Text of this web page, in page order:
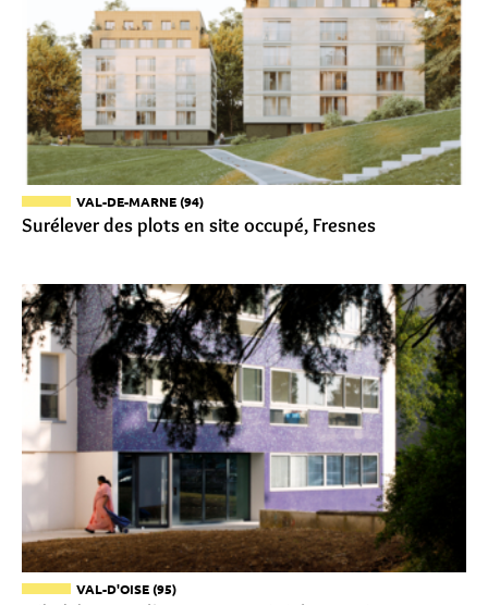
VAL-DE-MARNE (94)
Surélever des plots en site occupé, Fresnes
VAL-D'OISE (95)